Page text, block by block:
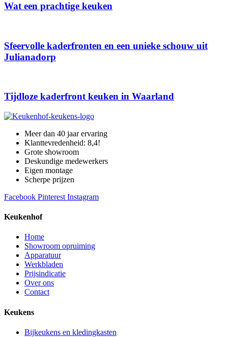
Wat een prachtige keuken
Sfeervolle kaderfronten en een unieke schouw uit
Julianadorp
Tijdloze kaderfront keuken in Waarland
Meer dan 40 jaar ervaring
Klanttevredenheid: 8,4!
Grote showroom
Deskundige medewerkers
Eigen montage
Scherpe prijzen
Facebook Pinterest Instagram
Keukenhof
Home
Showroom opruiming
Apparatuur
Werkbladen
Prijsindicatie
Over ons
Contact
Keukens
Bijkeukens en kledingkasten